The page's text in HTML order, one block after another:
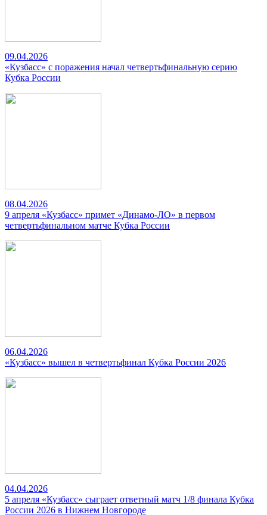
09.04.2026
«Кузбасс» с поражения начал четвертьфинальную серию
Кубка России
08.04.2026
9 апреля «Кузбасс» примет «Динамо-ЛО» в первом
четвертьфинальном матче Кубка России
06.04.2026
«Кузбасс» вышел в четвертьфинал Кубка России 2026
04.04.2026
5 апреля «Кузбасс» сыграет ответный матч 1/8 финала Кубка
России 2026 в Нижнем Новгороде